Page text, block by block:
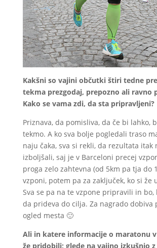
Kakšni so vajini občutki štiri tedne
tekma prezgodaj, prepozno ali ravno
Kako se vama zdi, da sta pripravljeni?
Priznava, da pomisliva, da če bi lahko,
tekmo. A ko sva bolje pogledali traso
naju čaka, sva si rekli, da rezultata itak
izboljšali, saj je v Barceloni precej
proga zelo zahtevna (od 5km pa tja do
vzponi, potem pa za zaključek, ko si že
Sva se pa na te vzpone pripravili in bo,
da prideva do cilja. Za nagrado dobiva
ogled mesta 🙂
Ali in katere informacije o maratonu
že pridobili; glede na vajino izkušnjo z